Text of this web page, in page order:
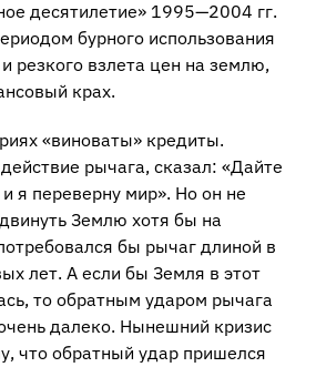
десятилетие» 1995—2004 гг.
бурного использования
резкого взлета цен на землю,
крах.
«виноваты» кредиты.
рычага, сказал: «Дайте
я переверну мир». Но он не
Землю хотя бы на
бы рычаг длиной в
лет. А если бы Земля в этот
то обратным ударом рычага
далеко. Нынешний кризис
что обратный удар пришелся